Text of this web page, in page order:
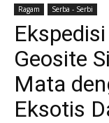
Ragam Serba - Serbi
Geosite
Mata
Eksotis